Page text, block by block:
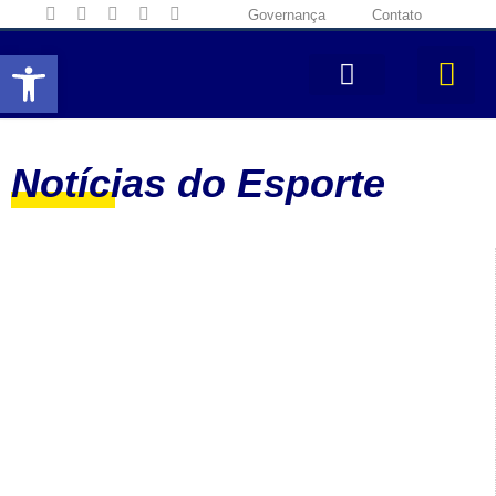
Abrir a barra de ferramentas
Governança Contato
Notícias do Esporte